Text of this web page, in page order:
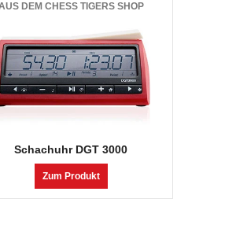
DEM CHESS TIGERS SHOP
Schachuhr DGT 3000
Zum Produkt